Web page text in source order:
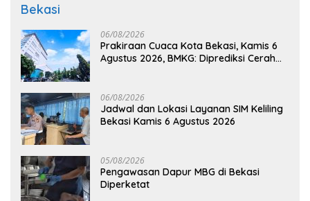
Bekasi
06/08/2026
Prakiraan Cuaca Kota Bekasi, Kamis 6
Agustus 2026, BMKG: Diprediksi Cerah
06/08/2026
Jadwal dan Lokasi Layanan SIM Keliling
Bekasi Kamis 6 Agustus 2026
05/08/2026
Pengawasan Dapur MBG di Bekasi
Diperketat